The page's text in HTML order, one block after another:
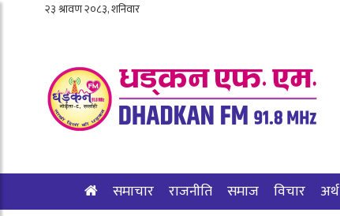
समाचार राजनीति समाज विचार अर्थ